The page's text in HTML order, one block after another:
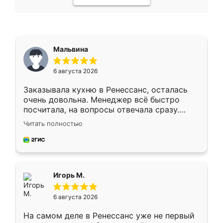
Мальвина
6 августа 2026
Заказывала кухню в Ренессанс, осталась
очень довольна. Менеджер всё быстро
посчитала, на вопросы отвечала сразу.
Замерщик приехал в субботу, подошёл к
делу со всей ответственностью. Собрали
за день, ребята работали аккуратно, даже
Читать полностью
Игорь М.
6 августа 2026
На самом деле в Ренессанс уже не первый